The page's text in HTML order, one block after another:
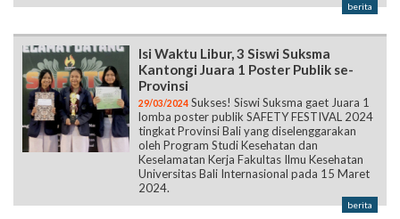
berita
Isi Waktu Libur, 3 Siswi Suksma
Kantongi Juara 1 Poster Publik se-
Provinsi
29/03/2024 Sukses! Siswi Suksma gaet Juara 1
lomba poster publik SAFETY FESTIVAL 2024
tingkat Provinsi Bali yang diselenggarakan
oleh Program Studi Kesehatan dan
Keselamatan Kerja Fakultas Ilmu Kesehatan
Universitas Bali Internasional pada 15 Maret
2024.
berita